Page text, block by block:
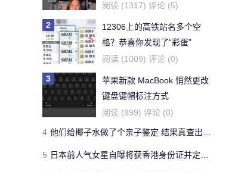
阅读 (1317) 评论 (5)
2
12306上的高铁站名多个空
格？恭喜你发现了“彩蛋”
阅读 (1009) 评论 (0)
3
苹果新款 MacBook 悄然更改
键盘键帽标注方式
阅读 (899) 评论 (0)
4 他们给椰子水做了个亲子鉴定 结果真查出隔壁老王了
5 日本前人气女星自曝将获香港身份证并定居 发文请教